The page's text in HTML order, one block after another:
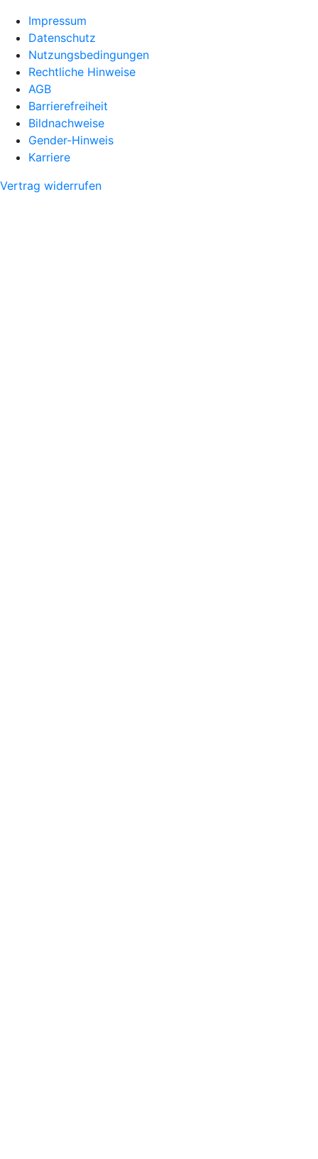
Impressum
Datenschutz
Nutzungsbedingungen
Rechtliche Hinweise
AGB
Barrierefreiheit
Bildnachweise
Gender-Hinweis
Karriere
Vertrag widerrufen